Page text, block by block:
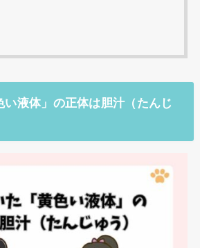
い液体」の正体は胆汁（たんじ